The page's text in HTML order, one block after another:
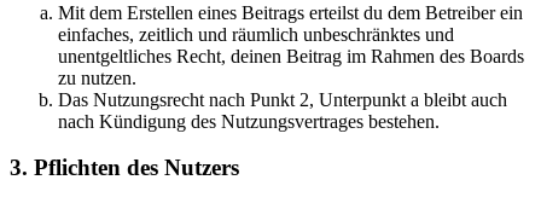
Mit dem Erstellen eines Beitrags erteilst du dem Betreiber ein
einfaches, zeitlich und räumlich unbeschränktes und
unentgeltliches Recht, deinen Beitrag im Rahmen des Boards
zu nutzen.
Das Nutzungsrecht nach Punkt 2, Unterpunkt a bleibt auch
nach Kündigung des Nutzungsvertrages bestehen.
3. Pflichten des Nutzers